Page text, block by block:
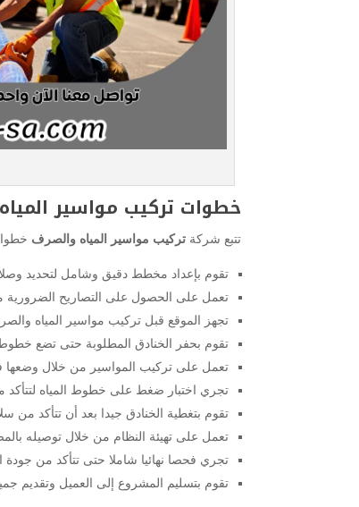
خطوات تركيب مواسير
تتبع شركة تركيب مواسير المياه والصرف
تقوم بإعداد مخطط دقيق وشامل لتحديد
تعمل على الحصول على التصاريح الضرورية
تجهز الموقع قبل تركيب مواسير المياه
تقوم بحفر الخنادق المطلوبة حتى تضع
تعمل على تركيب المواسير من خلال وضعها
تجري اختبار ضغط على خطوط المياه لتتأكد
تقوم بتغطية الخنادق جيدا بعد أن تتأكد من
تعمل على تهيئة النظام من خلال توصيله
تجري فحصا نهائيا شاملا حتى تتأكد من
تقوم بتسليم المشروع إلى العميل وتقديم جميع